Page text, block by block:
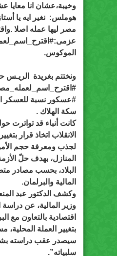
وخيبة،عشان انا
هوملس: نغير ايه يا
مصر ليها عمله اصلا
الموكوس.
ونختتم بغريدة الريـس
#عسكور نسبة للعسكر
سكة الهلاك .
كانت أنباء قد تواترت
الانقلاب اتخاذ قرار
لجذب ومعرفة حجم
المنازل، بهدف حلّ
البلاد، بحسب مصادر
المالية والبرلمان.
وكشف الدكتور عبد
وزير المالية، عن
اقتصادية بالتعاون مع
بتغيير العملة المحلية،
سيصدر عقب دراسته
سلبياته”.